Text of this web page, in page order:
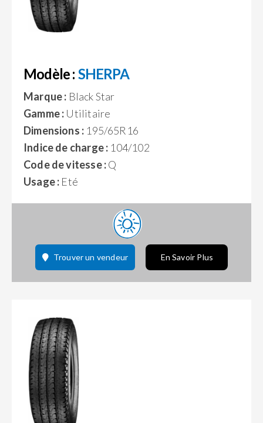
Modèle : SHERPA
Marque : Black Star
Gamme : Utilitaire
Dimensions : 195/65R16
Indice de charge : 104/102
Code de vitesse :Q
Usage : Eté
Trouver un vendeur En Savoir Plus